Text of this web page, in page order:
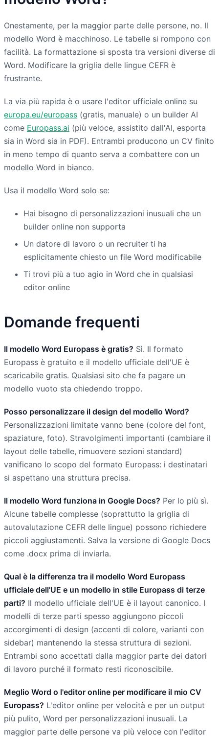
Onestamente, per la maggior parte delle persone, no. Il
modello Word è macchinoso. Le tabelle si rompono con
facilità. La formattazione si sposta tra versioni diverse di
Word. Modificare la griglia delle lingue CEFR è
frustrante.
La via più rapida è o usare l'editor ufficiale online su
europa.eu/europass (gratis, manuale) o un builder AI
come Europass.ai (più veloce, assistito dall'AI, esporta
sia in Word sia in PDF). Entrambi producono un CV finito
in meno tempo di quanto serva a combattere con un
modello Word in bianco.
Usa il modello Word solo se:
Hai bisogno di personalizzazioni inusuali che un
builder online non supporta
Un datore di lavoro o un recruiter ti ha
esplicitamente chiesto un file Word modificabile
Ti trovi più a tuo agio in Word che in qualsiasi
editor online
Domande frequenti
Il modello Word Europass è gratis? Sì. Il formato
Europass è gratuito e il modello ufficiale dell'UE è
scaricabile gratis. Qualsiasi sito che fa pagare un
modello vuoto sta chiedendo troppo.
Posso personalizzare il design del modello Word?
Personalizzazioni limitate vanno bene (colore del font,
spaziature, foto). Stravolgimenti importanti (cambiare il
layout delle tabelle, rimuovere sezioni standard)
vanificano lo scopo del formato Europass: i destinatari
si aspettano una struttura precisa.
Il modello Word funziona in Google Docs? Per lo più sì.
Alcune tabelle complesse (soprattutto la griglia di
autovalutazione CEFR delle lingue) possono richiedere
piccoli aggiustamenti. Salva la versione di Google Docs
come .docx prima di inviarla.
Qual è la differenza tra il modello Word Europass
ufficiale dell'UE e un modello in stile Europass di terze
parti? Il modello ufficiale dell'UE è il layout canonico. I
modelli di terze parti spesso aggiungono piccoli
accorgimenti di design (accenti di colore, varianti con
sidebar) mantenendo la stessa struttura di sezioni.
Entrambi sono accettati dalla maggior parte dei datori
di lavoro purché il formato resti riconoscibile.
Meglio Word o l'editor online per modificare il mio CV
Europass? L'editor online per velocità e per un output
più pulito, Word per personalizzazioni inusuali. La
maggior parte delle persone va più veloce con l'editor